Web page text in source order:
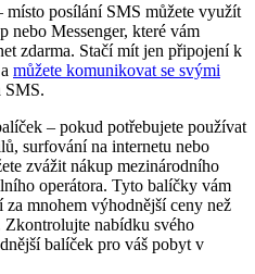
posílání SMS můžete využít
nebo Messenger, které vám
zdarma. Stačí mít jen připojení k
můžete komunikovat se svými
SMS.
– pokud potřebujete používat
surfování na internetu nebo
zvážit nákup mezinárodního
operátora. Tyto balíčky vám
mnohem výhodnější ceny než
Zkontrolujte nabídku svého
balíček pro váš pobyt v